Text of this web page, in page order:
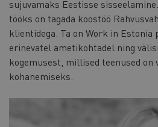
sujuvamaks Eestisse
tööks on tagada koostöö
klientidega. Ta on Work in
erinevatel ametikohtadel ning
kogemusest, millised teenused
kohanemiseks.